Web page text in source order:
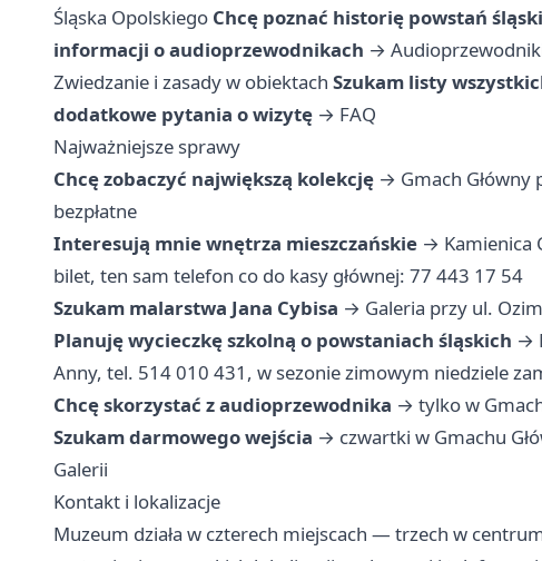
Śląska Opolskiego Chcę poznać historię powstań
informacji o audioprzewodnikach →
Zwiedzanie i zasady w obiektach Szukam listy
dodatkowe pytania o wizytę → FAQ
Najważniejsze sprawy
Chcę zobaczyć największą kolekcję → Gmach Główny
bezpłatne
Interesują mnie wnętrza mieszczańskie → Kamienica
bilet, ten sam telefon co do kasy głównej: 77 443 17 54
Szukam malarstwa Jana Cybisa → Galeria przy ul.
Planuję wycieczkę szkolną o powstaniach śląskich →
Anny, tel. 514 010 431, w sezonie zimowym niedziele
Chcę skorzystać z audioprzewodnika → tylko w
Szukam darmowego wejścia → czwartki w Gmachu
Galerii
Kontakt i lokalizacje
Muzeum działa w czterech miejscach — trzech w